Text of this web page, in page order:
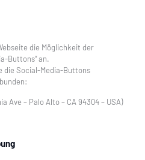
die Möglichkeit der
Buttons“ an.
die Social-Media-Buttons
Ave – Palo Alto – CA 94304 – USA)